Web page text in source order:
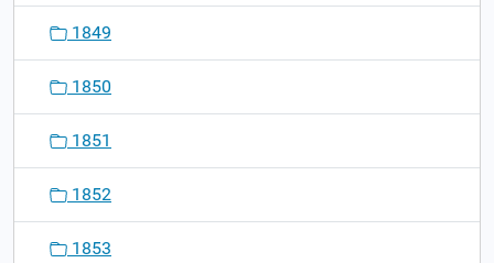
1849
1850
1851
1852
1853